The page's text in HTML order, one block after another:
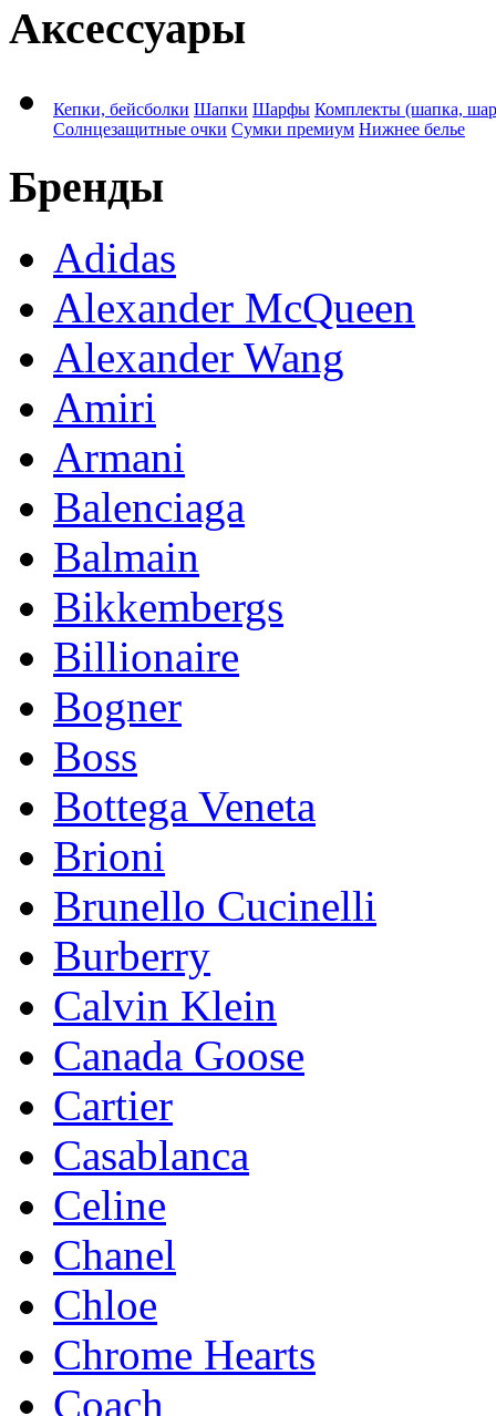
Аксессуары
Кепки, бейсболки Шапки Шарфы Комплекты (шапка,
Солнцезащитные очки Сумки премиум Нижнее белье
Бренды
Adidas
Alexander McQueen
Alexander Wang
Amiri
Armani
Balenciaga
Balmain
Bikkembergs
Billionaire
Bogner
Boss
Bottega Veneta
Brioni
Brunello Cucinelli
Burberry
Calvin Klein
Canada Goose
Cartier
Casablanca
Celine
Chanel
Chloe
Chrome Hearts
Coach